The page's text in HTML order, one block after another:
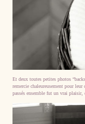
Et deux toutes petites photos
remercie chaleureusement pour
passés ensemble fut un vrai